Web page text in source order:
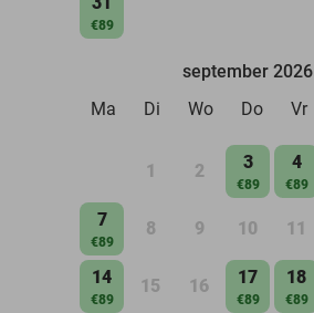
€89
september 2026
Ma
Di Wo Do Vr
1 2 3
€89
4
€89
7
€89
8 9 10 11
14
€89
15 16 17
€89
18
€89